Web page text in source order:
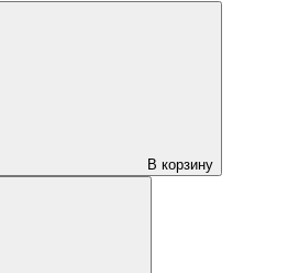
В корзину